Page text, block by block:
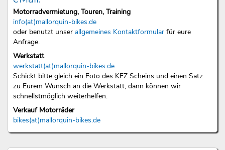
Motorradvermietung, Touren, Training
info(at)mallorquin-bikes.de
oder benutzt unser allgemeines Kontaktformularfür eure
Anfrage.
Werkstatt
werkstatt(at)mallorquin-bikes.de
Schickt bitte gleich ein Foto des KFZ Scheins und einen Satz
zu Eurem Wunsch an die Werkstatt, dann können wir
schnellstmöglich weiterhelfen.
Verkauf Motorräder
bikes(at)mallorquin-bikes.de